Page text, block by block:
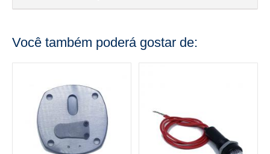
Você também poderá gostar de: